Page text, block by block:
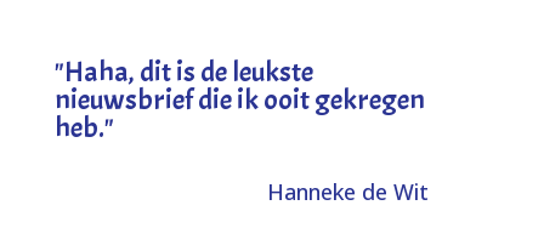
"Haha, dit is de leukste
nieuwsbrief die ik ooit gekregen
heb."
Hanneke de Wit